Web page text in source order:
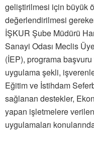
geliştirilmesi için büyük
değerlendirilmesi
İŞKUR Şube Müdürü
Sanayi Odası Meclis
(İEP), programa başvuru
uygulama şekli,
Eğitim ve İstihdam
sağlanan destekler,
yapan işletmelere
uygulamaları